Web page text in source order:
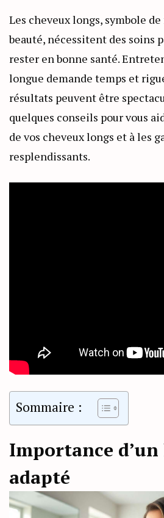
Les cheveux longs, symbole
beauté, nécessitent des soins
rester en bonne santé.
longue demande temps et
résultats peuvent être
quelques conseils pour vous
de vos cheveux longs et à les
resplendissants.
Sommaire :
Importance d’un
adapté